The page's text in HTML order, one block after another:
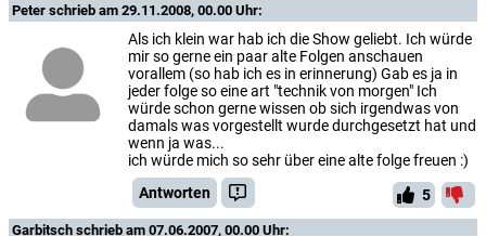
Peter schrieb am 29.11.2008, 00.00 Uhr:
Als ich klein war hab ich die Show geliebt. Ich würde
mir so gerne ein paar alte Folgen anschauen
vorallem (so hab ich es in erinnerung) Gab es ja in
jeder folge so eine art "technik von morgen" Ich
würde schon gerne wissen ob sich irgendwas von
damals was vorgestellt wurde durchgesetzt hat und
wenn ja was...
ich würde mich so sehr über eine alte folge freuen :)
Antworten
5
Garbitsch schrieb am 07.06.2007, 00.00 Uhr: